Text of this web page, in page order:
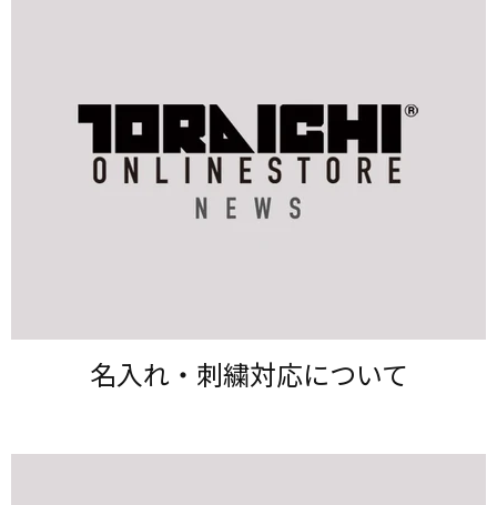
名入れ・刺繍対応に​ついて